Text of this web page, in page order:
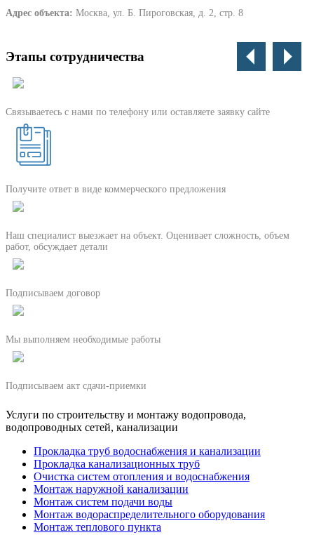
Адрес объекта: Москва, ул. Б. Пироговская, д. 2, стр. 8
Этапы сотрудничества
Связываетесь с нами по телефону или оставляете заявку сайте
Получите ответ в виде коммерческого предложения
Наш специалист выезжает на объект. Оценивает сложность, объем
работ, обсуждает детали
Подписываем договор
Мы выполняем необходимые работы
Подписываем акт сдачи-приемки
Услуги по строительству и монтажу водопровода,
водопроводных сетей, канализации
Прокладка труб водоснабжения и канализации
Прокладка канализационных труб
Очистка систем отопления и водоснабжения
Монтаж наружной канализации
Монтаж систем подачи воды
Монтаж водораспределительного оборудования
Монтаж теплового пункта